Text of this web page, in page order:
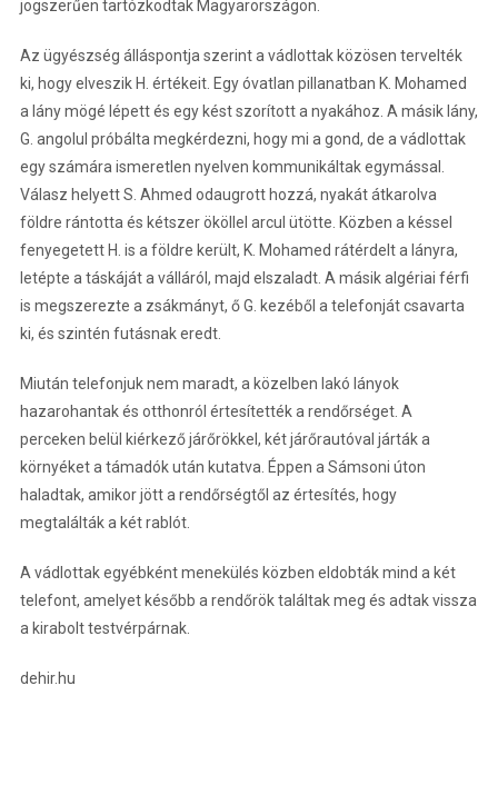
jogszerűen tartózkodtak Magyarországon.
Az ügyészség álláspontja szerint a vádlottak közösen tervelték
ki, hogy elveszik H. értékeit. Egy óvatlan pillanatban K. Mohamed
a lány mögé lépett és egy kést szorított a nyakához. A másik lány,
G. angolul próbálta megkérdezni, hogy mi a gond, de a vádlottak
egy számára ismeretlen nyelven kommunikáltak egymással.
Válasz helyett S. Ahmed odaugrott hozzá, nyakát átkarolva
földre rántotta és kétszer ököllel arcul ütötte. Közben a késsel
fenyegetett H. is a földre került, K. Mohamed rátérdelt a lányra,
letépte a táskáját a válláról, majd elszaladt. A másik algériai férfi
is megszerezte a zsákmányt, ő G. kezéből a telefonját csavarta
ki, és szintén futásnak eredt.
Miután telefonjuk nem maradt, a közelben lakó lányok
hazarohantak és otthonról értesítették a rendőrséget. A
perceken belül kiérkező járőrökkel, két járőrautóval járták a
környéket a támadók után kutatva. Éppen a Sámsoni úton
haladtak, amikor jött a rendőrségtől az értesítés, hogy
megtalálták a két rablót.
A vádlottak egyébként menekülés közben eldobták mind a két
telefont, amelyet később a rendőrök találtak meg és adtak vissza
a kirabolt testvérpárnak.
dehir.hu